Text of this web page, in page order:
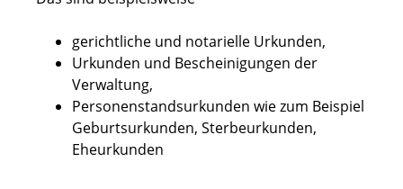
gerichtliche und notarielle Urkunden,
Urkunden und Bescheinigungen der
Verwaltung,
Personenstandsurkunden wie zum Beispiel
Geburtsurkunden, Sterbeurkunden,
Eheurkunden